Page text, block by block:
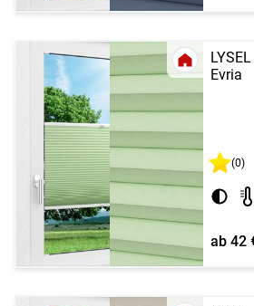
Evria
(0)
ab 42